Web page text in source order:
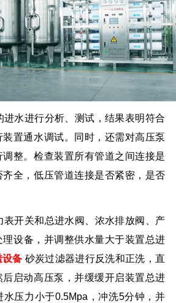
进水进行分析、测试，结果表明符合
置通水调试。
同时，还需对高压泵
整。检查装置所有管道之间连接是
全，低压管道连接是否紧密，是否
表开关和总进水阀、浓水排放阀、产
理设备，并调整供水量大于装置总进
设备 砂炭过滤器进行反洗和正洗，直
启动高压泵，并缓缓开启装置总进
水压力小于0.5Mpa，冲洗5分钟，并